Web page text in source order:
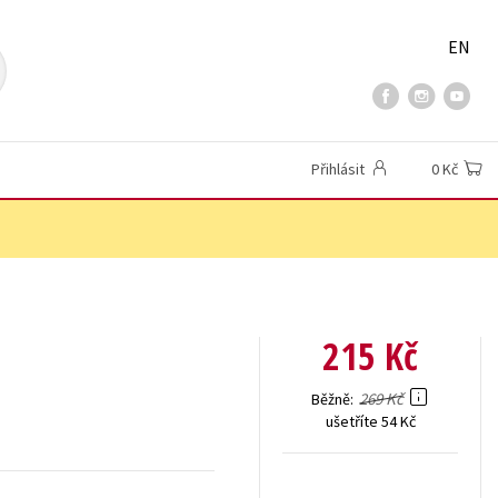
EN
Přihlásit 0 Kč
215 Kč
Běžně 269 Kč
ušetříte 54 Kč